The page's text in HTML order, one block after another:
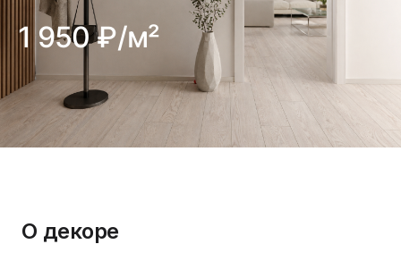
1 950 ₽/м²
О декоре